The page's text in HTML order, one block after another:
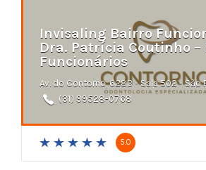
Invisaling Bairro
Dra. Patrícia Coutinho –
Funcionários
(31) 99528-0768
5.0